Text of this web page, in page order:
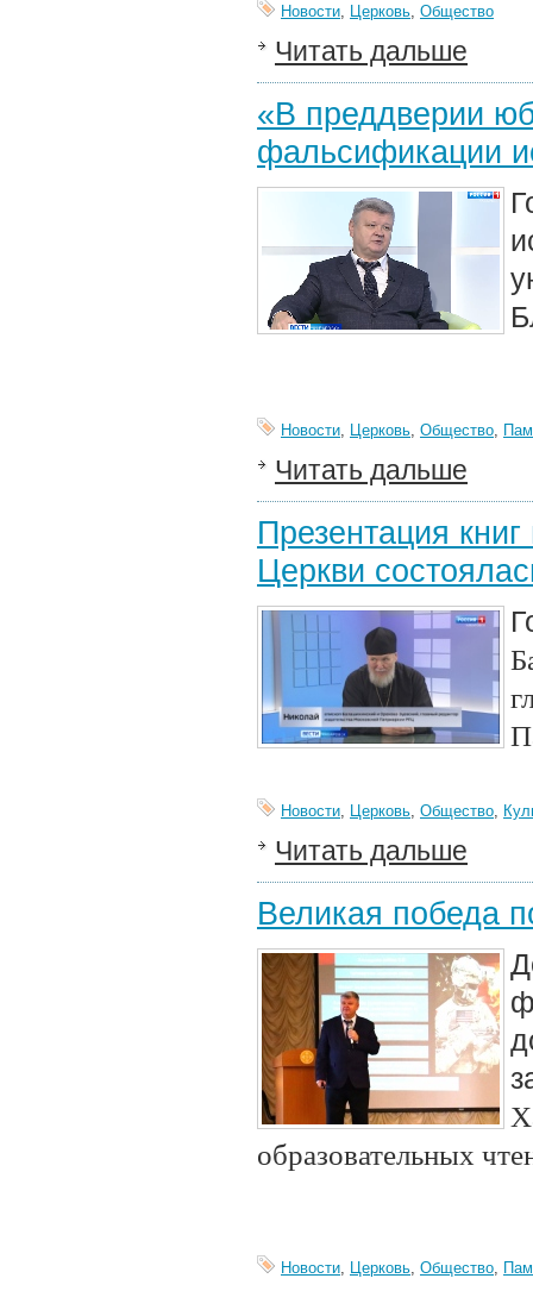
Новости, Церковь, Общество
Читать дальше
«В преддверии
фальсификации
Новости, Церковь, Общество,
Читать дальше
Презентация
Церкви
Новости, Церковь, Общество,
Читать дальше
Великая победа
образовательных
Новости, Церковь, Общество,